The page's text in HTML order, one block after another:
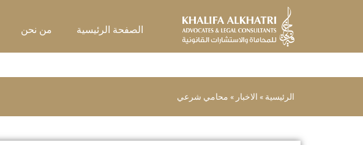
الصفحة الرئيسية من نحن
الرئيسية » الاخبار » محامي شرعي